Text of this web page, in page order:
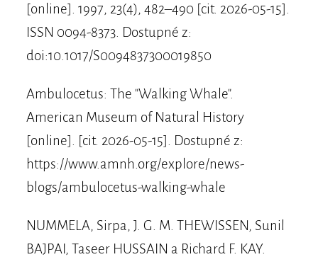
[online]. 1997, 23(4), 482–490 [cit. 2026-05-15].
ISSN 0094-8373. Dostupné z:
doi:10.1017/S0094837300019850
Ambulocetus: The "Walking Whale".
American Museum of Natural History
[online]. [cit. 2026-05-15]. Dostupné z:
https://www.amnh.org/explore/news-
blogs/ambulocetus-walking-whale
NUMMELA, Sirpa, J. G. M. THEWISSEN, Sunil
BAJPAI, Taseer HUSSAIN a Richard F. KAY.